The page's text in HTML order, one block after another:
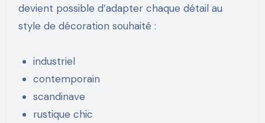
devient possible d’adapter chaque détail au
style de décoration souhaité :
industriel
contemporain
scandinave
rustique chic